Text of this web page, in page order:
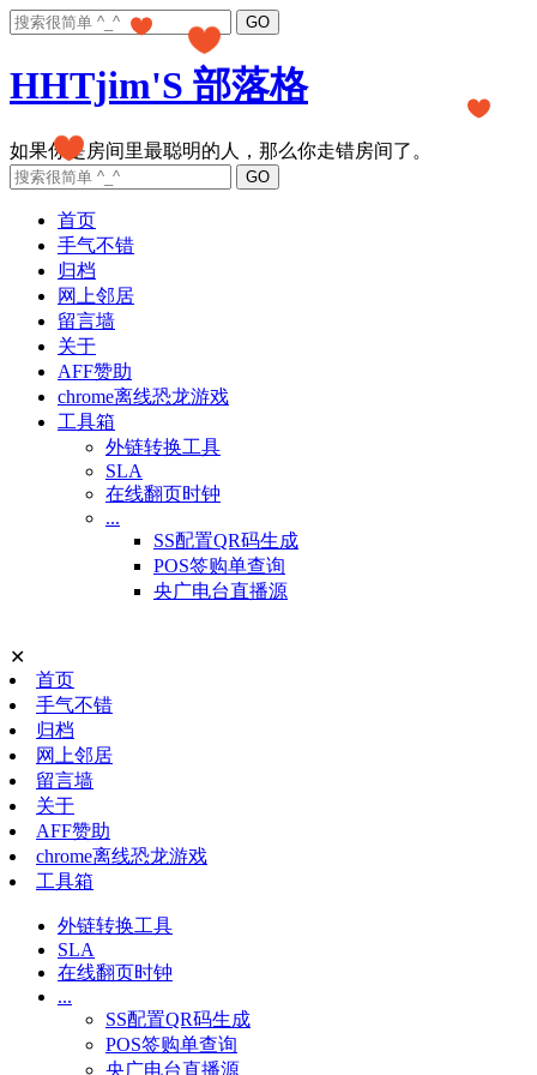
HHTjim'S 部落格
首页
手气不错
归档
网上邻居
留言墙
关于
AFF赞助
chrome离线恐龙游戏
工具箱
外链转换工具
SLA
在线翻页时钟
...
SS配置QR码生成
POS签购单查询
央广电台直播源
✕
首页
手气不错
归档
网上邻居
留言墙
关于
AFF赞助
chrome离线恐龙游戏
工具箱
外链转换工具
SLA
在线翻页时钟
...
SS配置QR码生成
POS签购单查询
央广电台直播源